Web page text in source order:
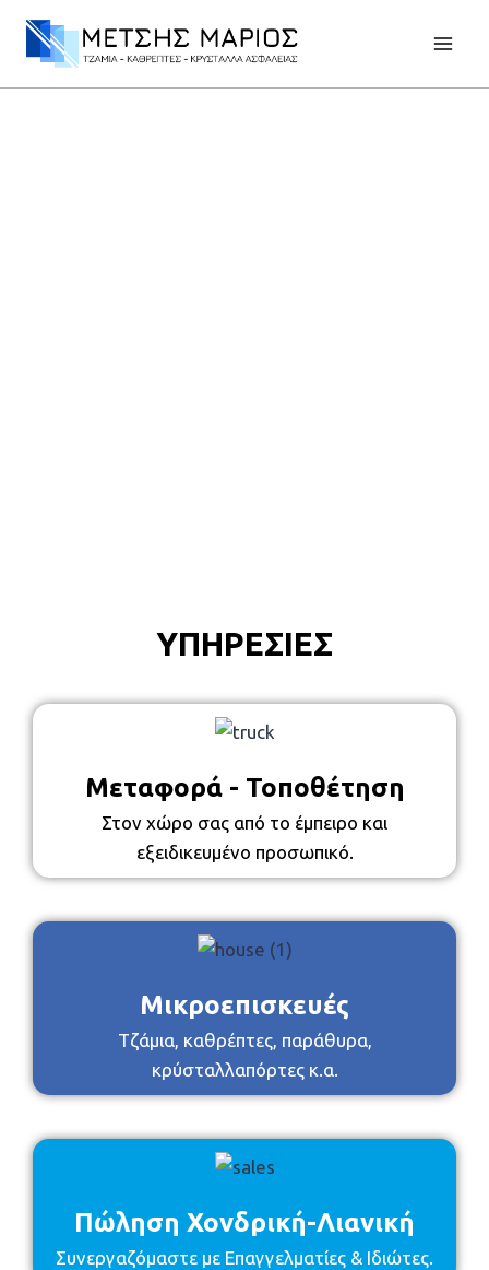
ΥΠΗΡΕΣΙΕΣ
Μεταφορά - Τοποθέτηση
Στον χώρο σας από το έμπειρο και
εξειδικευμένο προσωπικό.
Μικροεπισκευές
Τζάμια, καθρέπτες, παράθυρα,
κρύσταλλαπόρτες κ.α.
Πώληση Χονδρική-Λιανική
Συνεργαζόμαστε με Επαγγελματίες & Ιδιώτες.